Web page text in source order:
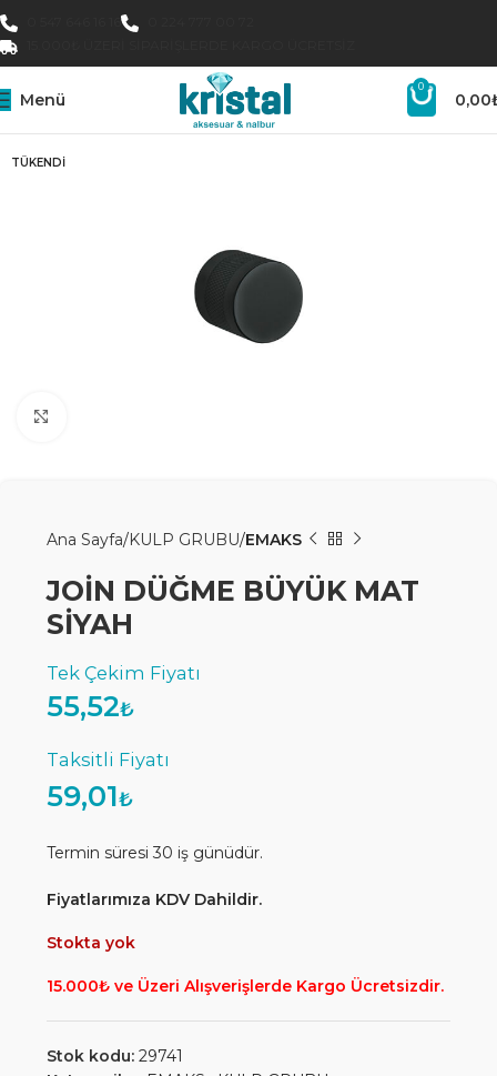
Menü
0
0,00
TÜKENDI
Ana Sayfa KULP GRUBU EMAKS
JOİN DÜĞME BÜYÜK MAT
SİYAH
55,52₺
59,01₺
Termin süresi 30 iş günüdür.
Fiyatlarımıza KDV Dahildir.
Stokta yok
15.000₺ ve Üzeri Alışverişlerde Kargo Ücretsizdir.
Stok kodu: 29741